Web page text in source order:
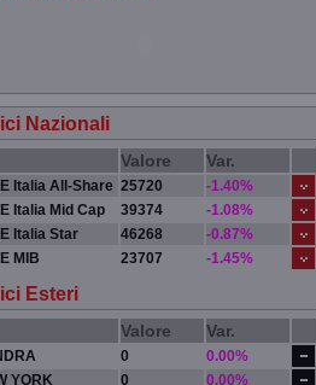
Nazionali
Valore Var.
Italia All-Share 25720
-1.40%
Italia Mid Cap
39374
-1.08%
Italia Star
46268
-0.87%
MIB
23707 -1.45%
Esteri
Valore Var.
0
0.00%
YORK
0
0.00%